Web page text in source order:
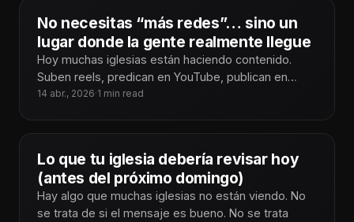
No necesitas “más redes”… sino un
lugar donde la gente realmente llegue
Hoy muchas iglesias están haciendo contenido.
Suben reels, predican en YouTube, publican en
Facebook. Hay algo que casi nadie está
14 abr., 2026·1 min read
Lo que tu iglesia debería revisar hoy
(antes del próximo domingo)
Hay algo que muchas iglesias no están viendo. No
se trata de si el mensaje es bueno. No se trata